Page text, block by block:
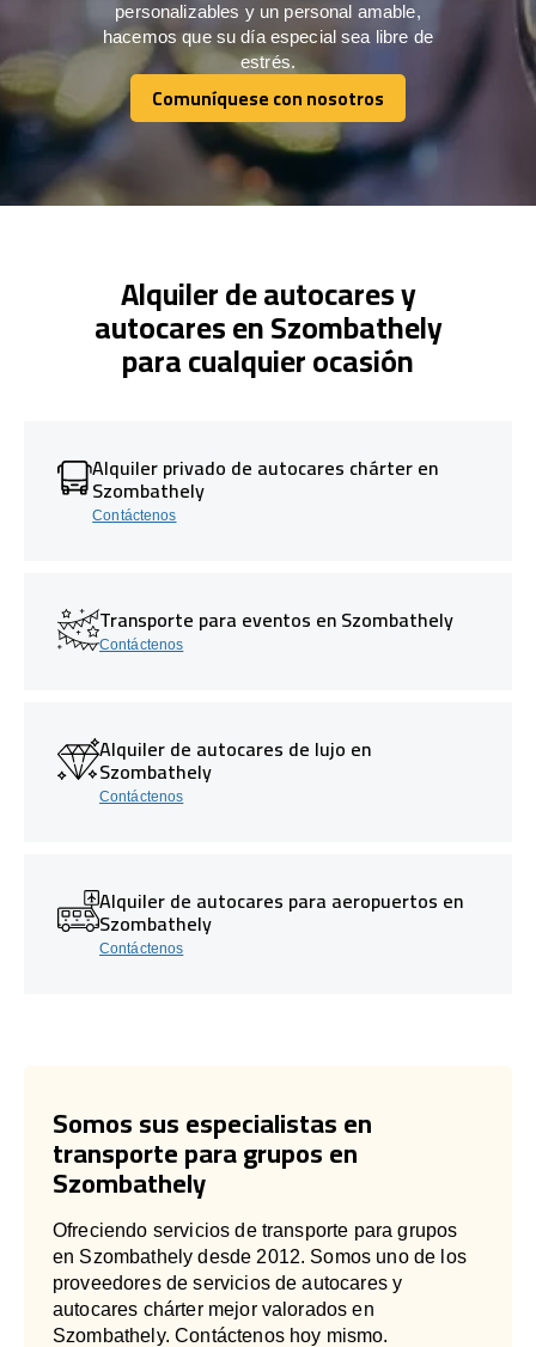
personalizables y un personal amable,
hacemos que su día especial sea libre de
estrés.
Comuníquese con nosotros
Comuníquese con nosotros
Alquiler de autocares y
autocares en Szombathely
para cualquier ocasión
Alquiler privado de autocares chárter en
Szombathely
Contáctenos
Transporte para eventos en Szombathely
Contáctenos
Alquiler de autocares de lujo en
Szombathely
Contáctenos
Alquiler de autocares para aeropuertos en
Szombathely
Contáctenos
Somos sus especialistas en
transporte para grupos en
Szombathely
Ofreciendo servicios de transporte para grupos
en Szombathely desde 2012. Somos uno de los
proveedores de servicios de autocares y
autocares chárter mejor valorados en
Szombathely. Contáctenos hoy mismo.